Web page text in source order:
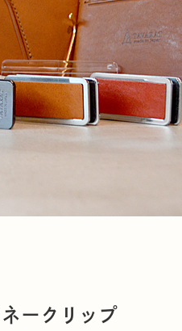
ークリップ